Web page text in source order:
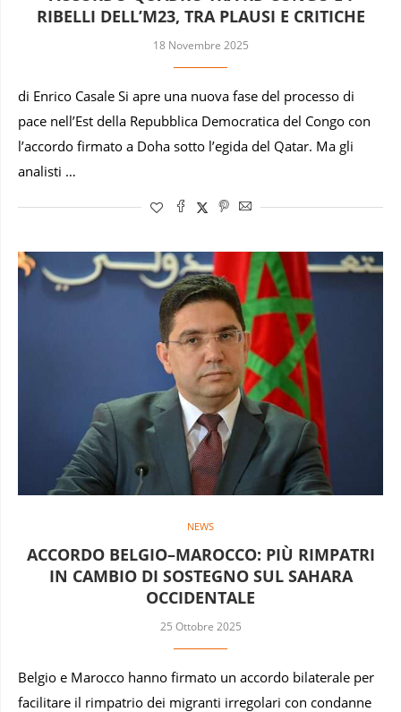
RIBELLI DELL’M23, TRA PLAUSI E CRITICHE
18 Novembre 2025
di Enrico Casale Si apre una nuova fase del processo di
pace nell’Est della Repubblica Democratica del Congo con
l’accordo firmato a Doha sotto l’egida del Qatar. Ma gli
analisti …
NEWS
ACCORDO BELGIO–MAROCCO: PIÙ RIMPATRI
IN CAMBIO DI SOSTEGNO SUL SAHARA
OCCIDENTALE
25 Ottobre 2025
Belgio e Marocco hanno firmato un accordo bilaterale per
facilitare il rimpatrio dei migranti irregolari con condanne